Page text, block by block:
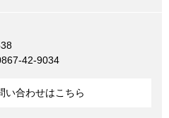
42-9034
い合わせはこちら